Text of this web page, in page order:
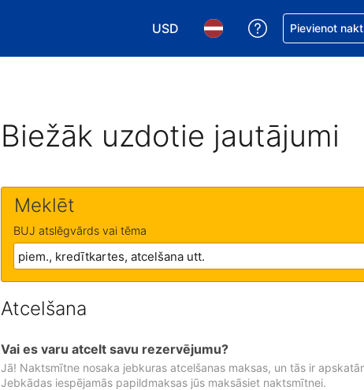
USD
Izvēlēties valūtu. Jūsu pašreizējā
Izvēlēties valodu. Jūsu
Saņemiet
Pievienot
Biežāk uzdotie jautājumi
Meklēt
BUJ atslēgvārds vai tēma
Atcelšana
Vai es varu atcelt savu rezervējumu?
Jā! Naktsmītne nosaka jebkuras atcelšanas maksas, un tās ir
Jebkādas iespējamās papildmaksas jūs maksāsiet naktsmītnei.